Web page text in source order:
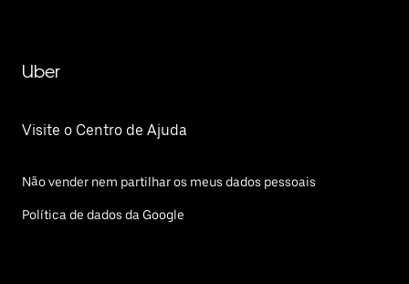
Uber
Visite o Centro de Ajuda
Não vender nem partilhar os meus dados pessoais
Política de dados da Google